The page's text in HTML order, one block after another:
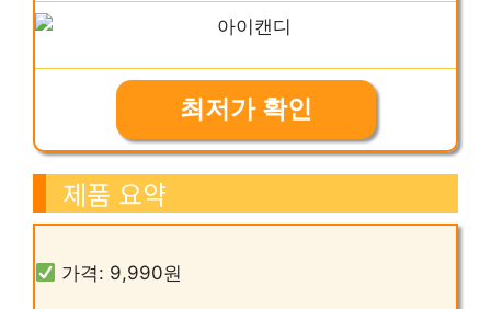
최저가 확인
제품 요약
가격: 9,990원